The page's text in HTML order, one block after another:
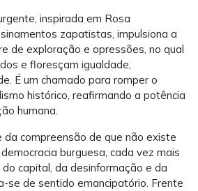
inspirada em Rosa
zapatistas, impulsiona a
de exploração e opressões, no qual
e floresçam igualdade,
É um chamado para romper o
histórico, reafirmando a potência
humana.
compreensão de que não existe
burguesa, cada vez mais
capital, da desinformação e da
se de sentido emancipatório. Frente